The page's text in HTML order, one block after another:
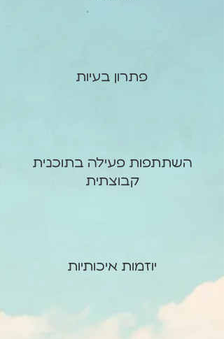
פתרון בעיות
השתתפות פעילה בתוכנית
קבוצתית
יוזמות איכותיות